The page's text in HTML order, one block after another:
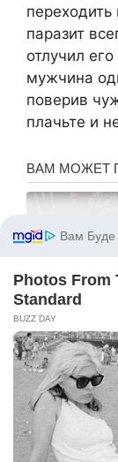
паразит
отлучил
мужчина
поверив
плачьте и